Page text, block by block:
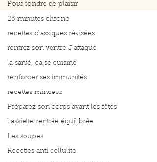
Pour fondre de plaisir
25 minutes chrono
recettes classiques révisées
rentrez son ventre J'attaque
la santé, ça se cuisine
renforcer ses immunités
recettes minceur
Préparez son corps avant les fêtes
l'assiette rentrée équilibrée
Les soupes
Recettes anti cellulite